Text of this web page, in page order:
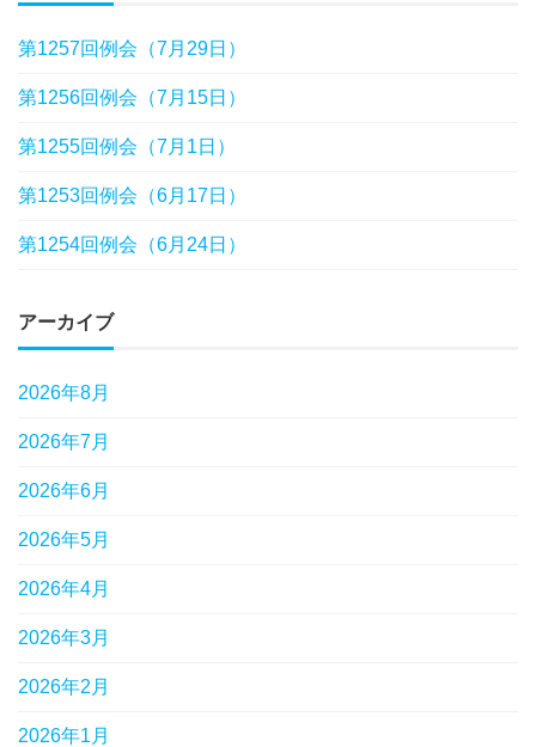
第1257回例会（7月29日）
第1256回例会（7月15日）
第1255回例会（7月1日）
第1253回例会（6月17日）
第1254回例会（6月24日）
アーカイブ
2026年8月
2026年7月
2026年6月
2026年5月
2026年4月
2026年3月
2026年2月
2026年1月